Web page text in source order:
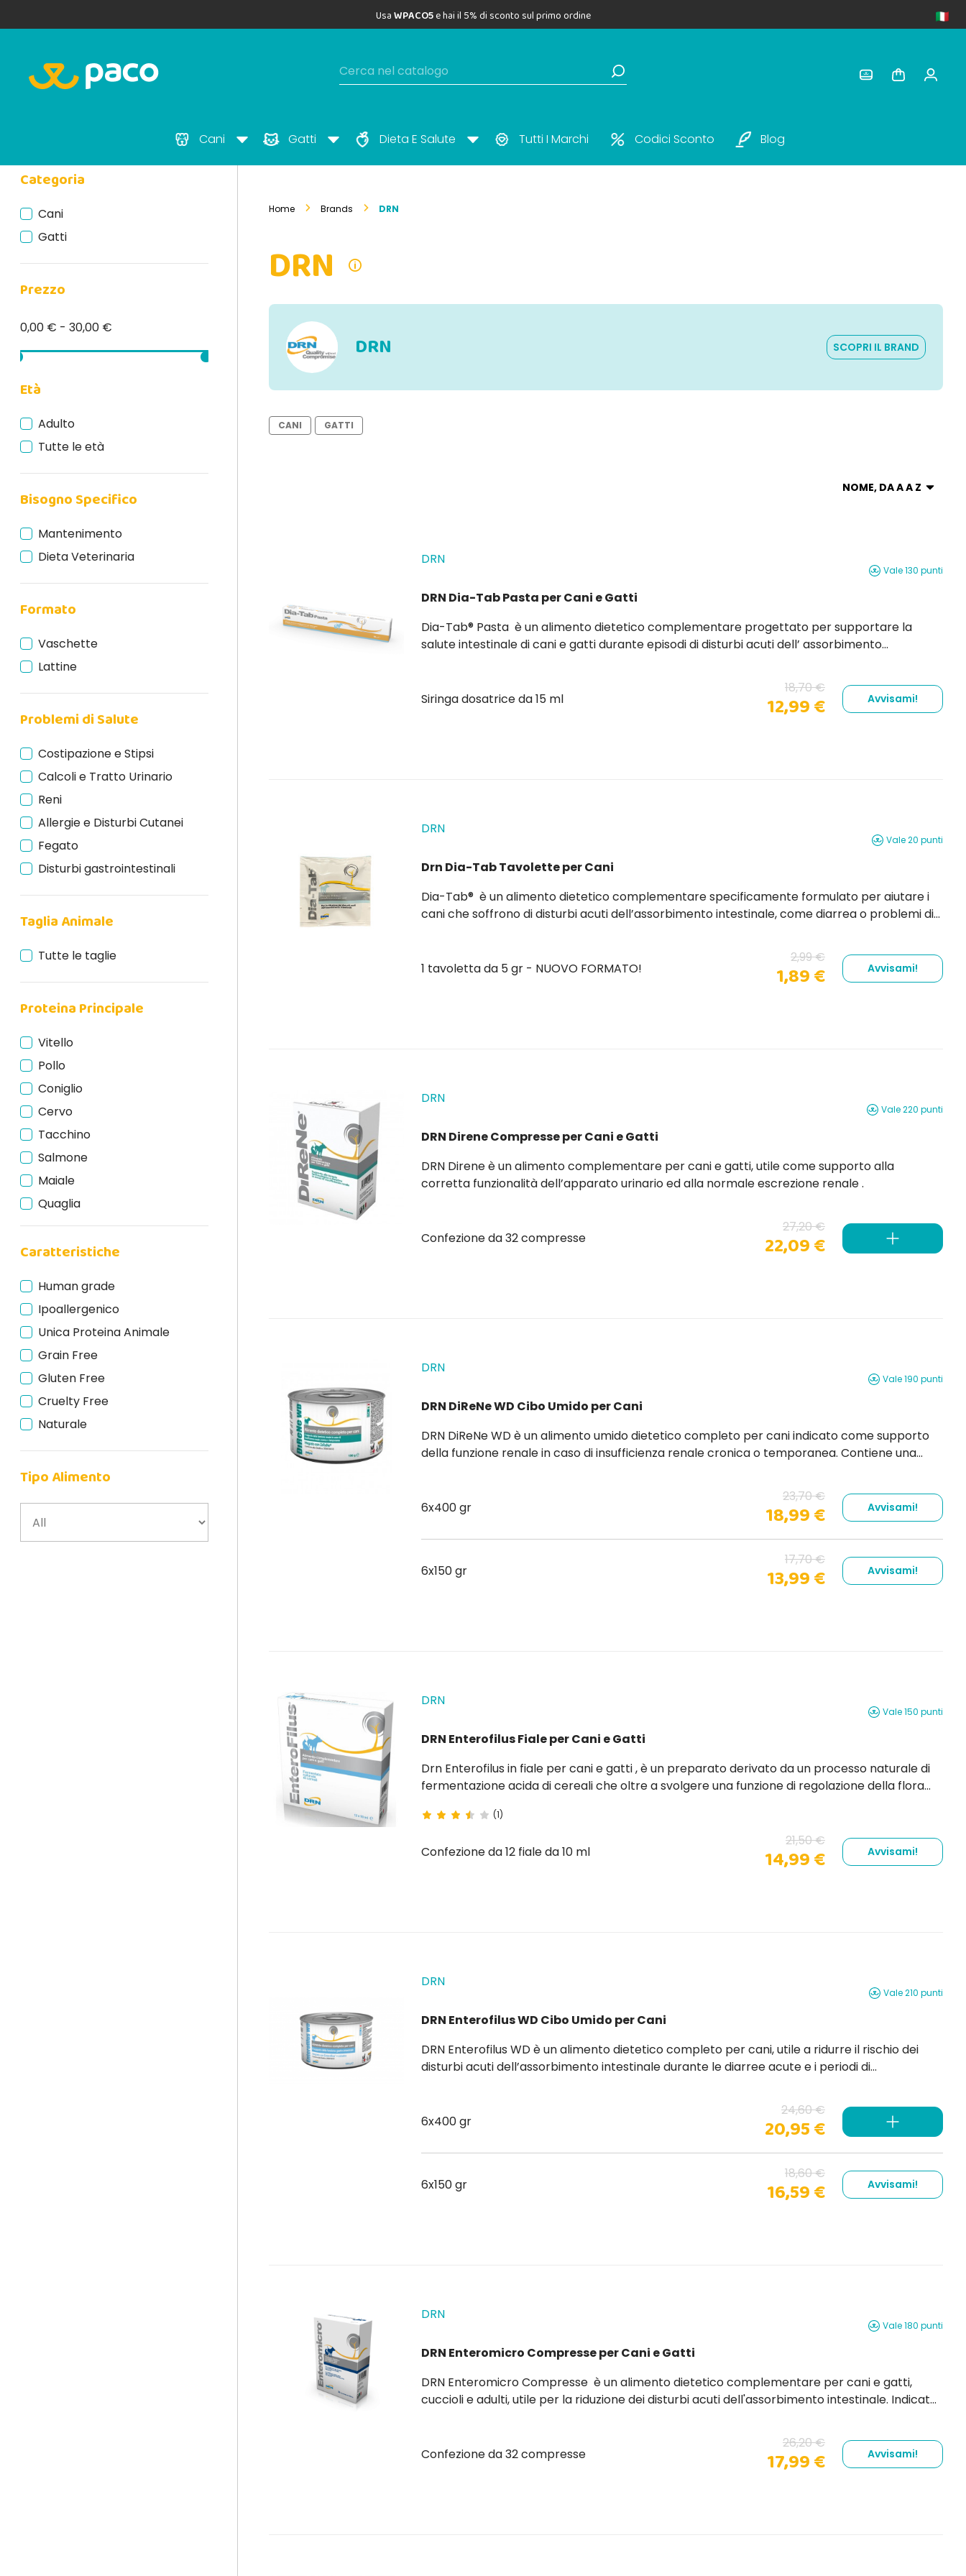
UsaWPACO5e hai il 5% di sconto sul primo ordine
Cani Gatti Dieta E Salute Tutti I Marchi Codici Sconto Blog
Categoria
Cani
Gatti
Prezzo
0,00 € - 30,00 €
Età
Adulto
Tutte le età
Bisogno Specifico
Mantenimento
Dieta Veterinaria
Formato
Vaschette
Lattine
Problemi di Salute
Costipazione e Stipsi
Calcoli e Tratto Urinario
Reni
Allergie e Disturbi Cutanei
Fegato
Disturbi gastrointestinali
Taglia Animale
Tutte le taglie
Proteina Principale
Vitello
Pollo
Coniglio
Cervo
Tacchino
Salmone
Maiale
Quaglia
Caratteristiche
Human grade
Ipoallergenico
Unica Proteina Animale
Grain Free
Gluten Free
Cruelty Free
Naturale
Tipo Alimento
Home Brands DRN
DRN
DRN SCOPRI IL BRAND
CANI GATTI
NOME, DA A A Z
DRN
Vale 130 punti
DRN Dia-Tab Pasta per Cani e Gatti
Dia-Tab® Pasta è un alimento dietetico complementare progettato per supportare la
salute intestinale di cani e gatti durante episodi di disturbi acuti dell’ assorbimento
Siringa dosatrice da 15 ml
18,70 €
12,99 € Avvisami!
DRN
Vale 20 punti
Drn Dia-Tab Tavolette per Cani
Dia-Tab® è un alimento dietetico complementare specificamente formulato per aiutare i
cani che soffrono di disturbi acuti dell’assorbimento intestinale, come diarrea o problemi di
1 tavoletta da 5 gr - NUOVO FORMATO!
2,99 €
1,89 € Avvisami!
DRN
Vale 220 punti
DRN Direne Compresse per Cani e Gatti
DRN Direne è un alimento complementare per cani e gatti, utile come supporto alla
corretta funzionalità dell’apparato urinario ed alla normale escrezione renale .
Confezione da 32 compresse
27,20 €
22,09 €
DRN
Vale 190 punti
DRN DiReNe WD Cibo Umido per Cani
DRN DiReNe WD è un alimento umido dietetico completo per cani indicato come supporto
della funzione renale in caso di insufficienza renale cronica o temporanea. Contiene una
6x400 gr
23,70 €
18,99 € Avvisami!
6x150 gr
17,70 €
13,99 € Avvisami!
DRN
Vale 150 punti
DRN Enterofilus Fiale per Cani e Gatti
Drn Enterofilus in fiale per cani e gatti , è un preparato derivato da un processo naturale di
fermentazione acida di cereali che oltre a svolgere una funzione di regolazione della flora
(1)
Confezione da 12 fiale da 10 ml
21,50 €
14,99 € Avvisami!
DRN
Vale 210 punti
DRN Enterofilus WD Cibo Umido per Cani
DRN Enterofilus WD è un alimento dietetico completo per cani, utile a ridurre il rischio dei
disturbi acuti dell’assorbimento intestinale durante le diarree acute e i periodi di
6x400 gr
24,60 €
20,95 €
6x150 gr
18,60 €
16,59 € Avvisami!
DRN
Vale 180 punti
DRN Enteromicro Compresse per Cani e Gatti
DRN Enteromicro Compresse è un alimento dietetico complementare per cani e gatti,
cuccioli e adulti, utile per la riduzione dei disturbi acuti dell'assorbimento intestinale. Indicato
Confezione da 32 compresse
26,20 €
17,99 € Avvisami!